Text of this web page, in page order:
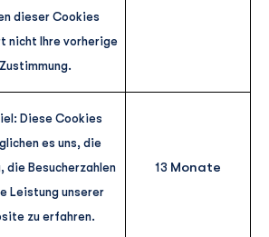
dieser Cookies
nicht Ihre vorherige
Zustimmung.
Diese Cookies
es uns, die
die Besucherzahlen
Leistung unserer
zu erfahren.
13 Monate